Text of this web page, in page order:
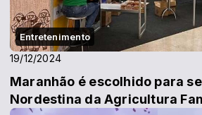
Entretenimento
19/12/2024
Maranhão é escolhido para
Nordestina da Agricultura